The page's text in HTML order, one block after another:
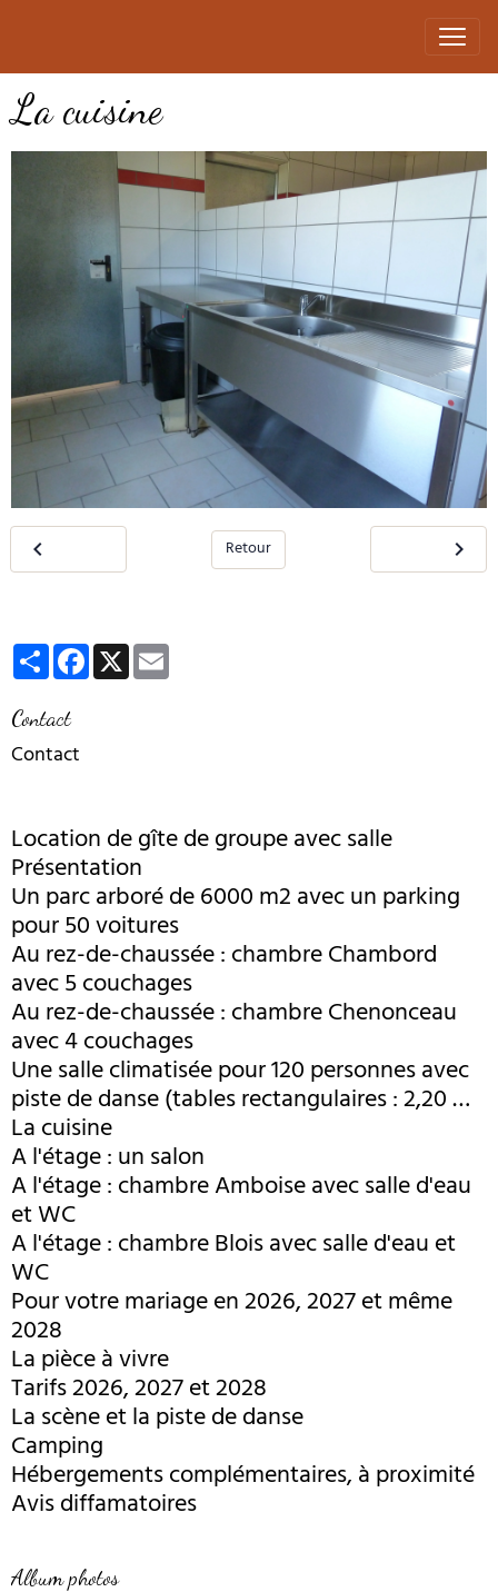
La cuisine
Retour
PartagerFacebook
X
Contact
Contact
Location de gîte de groupe avec salle
Présentation
Un parc arboré de 6000 m2 avec un parking
pour 50 voitures
Au rez-de-chaussée : chambre Chambord
avec 5 couchages
Au rez-de-chaussée : chambre Chenonceau
avec 4 couchages
Une salle climatisée pour 120 personnes avec
piste de danse (tables rectangulaires : 2,20 m
x 0,80 m)
La cuisine
A l'étage : un salon
A l'étage : chambre Amboise avec salle d'eau
et WC
A l'étage : chambre Blois avec salle d'eau et
WC
Pour votre mariage en 2026, 2027 et même
2028
La pièce à vivre
Tarifs 2026, 2027 et 2028
La scène et la piste de danse
Camping
Hébergements complémentaires, à proximité
Avis diffamatoires
Album photos